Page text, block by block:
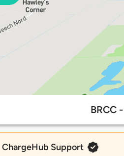
BRCC
ChargeHub Support